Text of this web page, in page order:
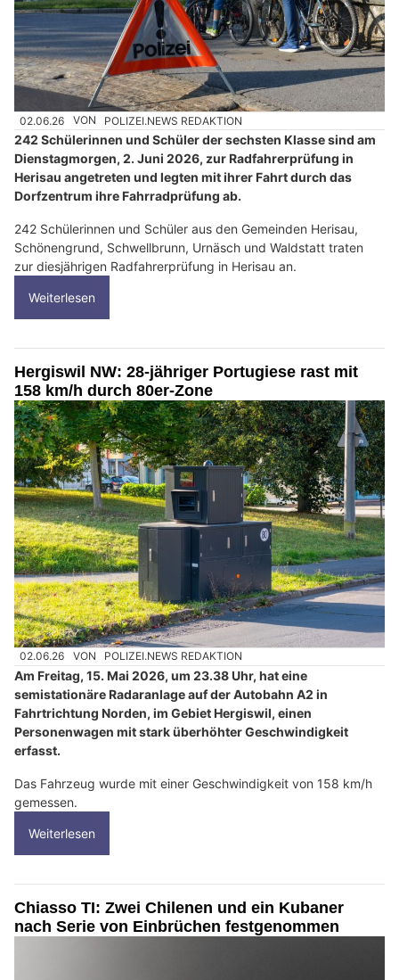
02.06.26 VON POLIZEI.NEWS REDAKTION
242 Schülerinnen und Schüler der sechsten Klasse sind am
Dienstagmorgen, 2. Juni 2026, zur Radfahrerprüfung in
Herisau angetreten und legten mit ihrer Fahrt durch das
Dorfzentrum ihre Fahrradprüfung ab.
242 Schülerinnen und Schüler aus den Gemeinden Herisau,
Schönengrund, Schwellbrunn, Urnäsch und Waldstatt traten
zur diesjährigen Radfahrerprüfung in Herisau an.
Weiterlesen
Hergiswil NW: 28-jähriger Portugiese rast mit
158 km/h durch 80er-Zone
02.06.26 VON POLIZEI.NEWS REDAKTION
Am Freitag, 15. Mai 2026, um 23.38 Uhr, hat eine
semistationäre Radaranlage auf der Autobahn A2 in
Fahrtrichtung Norden, im Gebiet Hergiswil, einen
Personenwagen mit stark überhöhter Geschwindigkeit
erfasst.
Das Fahrzeug wurde mit einer Geschwindigkeit von 158 km/h
gemessen.
Weiterlesen
Chiasso TI: Zwei Chilenen und ein Kubaner
nach Serie von Einbrüchen festgenommen